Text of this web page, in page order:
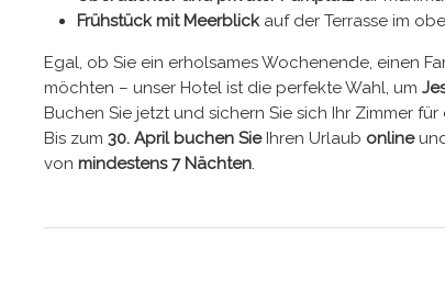
Frühstück mit Meerblickauf der Terrasse im
Egal, ob Sie ein erholsames Wochenende, einen
möchten – unser Hotel ist die perfekte Wahl, um
Buchen Sie jetzt und sichern Sie sich Ihr Zimmer für
Bis zum 30. April buchen SieIhren Urlaub online
von mindestens 7 Nächten.